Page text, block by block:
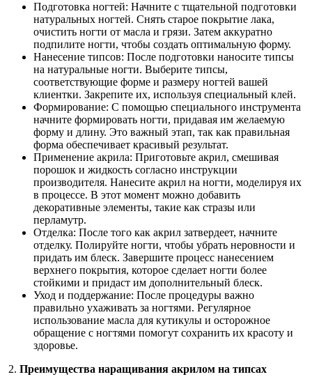
Подготовка ногтей: Начните с тщательной подготовки
натуральных ногтей. Снять старое покрытие лака,
очистить ногти от масла и грязи. Затем аккуратно
подпилите ногти, чтобы создать оптимальную форму.
Нанесение типсов: После подготовки наносите типсы
на натуральные ногти. Выберите типсы,
соответствующие форме и размеру ногтей вашей
клиентки. Закрепите их, используя специальный клей.
Формирование: С помощью специального инструмента
начните формировать ногти, придавая им желаемую
форму и длину. Это важный этап, так как правильная
форма обеспечивает красивый результат.
Применение акрила: Приготовьте акрил, смешивая
порошок и жидкость согласно инструкции
производителя. Нанесите акрил на ногти, моделируя их
в процессе. В этот момент можно добавить
декоративные элементы, такие как стразы или
перламутр.
Отделка: После того как акрил затвердеет, начните
отделку. Полируйте ногти, чтобы убрать неровности и
придать им блеск. Завершите процесс нанесением
верхнего покрытия, которое сделает ногти более
стойкими и придаст им дополнительный блеск.
Уход и поддержание: После процедуры важно
правильно ухаживать за ногтями. Регулярное
использование масла для кутикулы и осторожное
обращение с ногтями помогут сохранить их красоту и
здоровье.
2. Преимущества наращивания акрилом на типсах